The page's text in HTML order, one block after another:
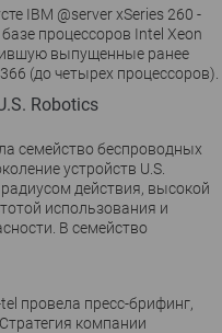
IBM @server xSeries 260 -
процессоров Intel Xeon
выпущенные ранее
(до четырех процессоров).
Robotics
семейство беспроводных
устройств U.S.
действия, высокой
использования и
В семейство
провела пресс-брифинг,
компании